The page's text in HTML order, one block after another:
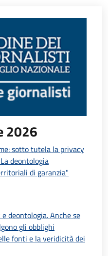
2026
sotto tutela la privacy
deontologia
di garanzia"
deontologia. Anche se
gli obblighi
fonti e la veridicità dei